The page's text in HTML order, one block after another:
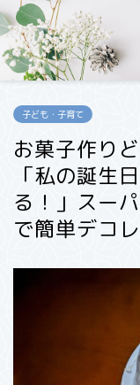
子ども・子育て
お菓子作り
「私の誕生
る！」スー
で簡単デコ